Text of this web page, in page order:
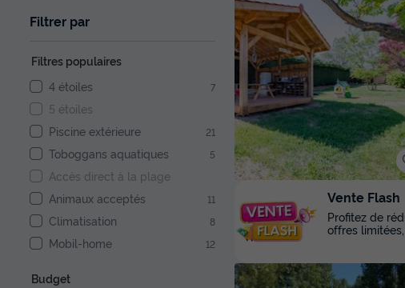
Filtrer par
Filtres populaires
4 étoiles
7
5 étoiles
Piscine extérieure
21
Toboggans aquatiques 5
Accès direct à la plage
Animaux acceptés
11
Climatisation 8
Mobil-home 12
Budget
Vente Flash
Profitez de
offres